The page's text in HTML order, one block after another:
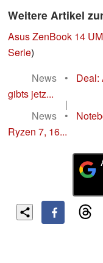
Weitere Artikel
Asus ZenBook 14
Serie)
News
•
Deal:
gibts jetz...
|
News
•
Ryzen 7, 16...